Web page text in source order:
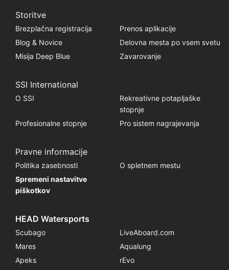
Storitve
Brezplačna registracija
Prenos aplikacije
Blog & Novice
Delovna mesta po vsem svetu
Misija Deep Blue
Zavarovanje
SSI International
O SSI
Rekreativne potapljaške
stopnje
Profesionalne stopnje
Pro sistem nagrajevanja
Pravne informacije
Politika zasebnosti
O spletnem mestu
Spremeni nastavitve
piškotkov
HEAD Watersports
Scubago
LiveAboard.com
Mares
Aqualung
Apeks
rEvo